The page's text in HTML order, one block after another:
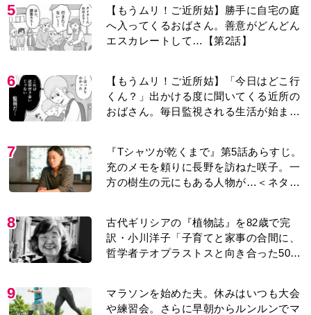
5
【もうムリ！ご近所姑】勝手に自宅の庭
へ入ってくるおばさん。善意がどんどん
エスカレートして…【第2話】
6
【もうムリ！ご近所姑】「今日はどこ行
くん？」出かける度に聞いてくる近所の
おばさん。毎日監視される生活が始ま
7
『Tシャツが乾くまで』第5話あらすじ。
充のメモを頼りに長野を訪ねた咲子。一
方の樹生の元にもある人物が…＜ネタバ
8
古代ギリシアの『植物誌』を82歳で完
訳・小川洋子「子育てと家事の合間に、
哲学者テオプラストスと向き合った50
9
マラソンを始めた夫。休みはいつも大会
や練習会。さらに早朝からルンルンでマ